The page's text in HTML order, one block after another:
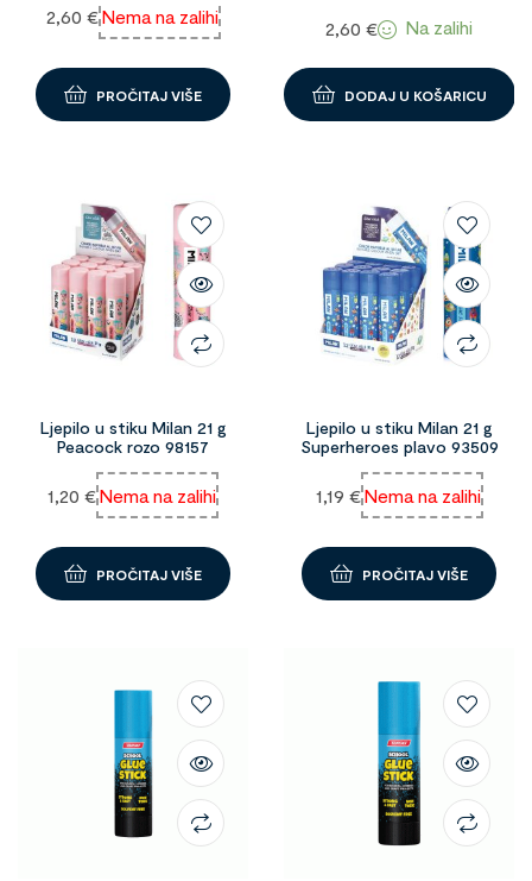
2,60 €Nema na zalihi
PROČITAJ VIŠE
2,60 € Na zalihi
DODAJ U KOŠARICU
Ljepilo u stiku Milan 21 g
Peacock rozo 98157
1,20 €Nema na zalihi
PROČITAJ VIŠE
Ljepilo u stiku Milan 21 g
Superheroes plavo 93509
1,19 €Nema na zalihi
PROČITAJ VIŠE